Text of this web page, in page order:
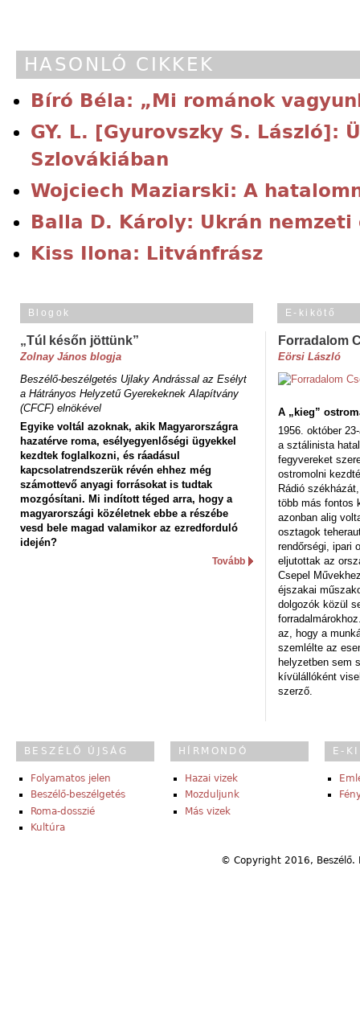
HASONLÓ CIKKEK
Bíró Béla: „Mi románok
GY. L. [Gyurovszky S. László]:
Szlovákiában
Wojciech Maziarski: A
Balla D. Károly: Ukrán
Kiss Ilona: Litvánfrász
Blogok
„Túl későn jöttünk”
Zolnay János blogja
Beszélő-beszélgetés Ujlaky Andrással az Esélyt
a Hátrányos Helyzetű Gyerekeknek Alapítvány
(CFCF) elnökével
Egyike voltál azoknak, akik Magyarországra
hazatérve roma, esélyegyenlőségi ügyekkel
kezdtek foglalkozni, és ráadásul
kapcsolatrendszerük révén ehhez még
számottevő anyagi forrásokat is tudtak
mozgósítani. Mi indított téged arra, hogy a
magyarországi közéletnek ebbe a részébe
vesd bele magad valamikor az ezredforduló
idején?
Tovább
E-kikötő
Forradalom
Eörsi László
A „kieg”
1956. október
a sztálinista
fegyvereket
ostromolni
Rádió
több más fontos
azonban alig
osztagok
rendőrségi, ipari
eljutottak az
Csepel
éjszakai
dolgozók közül
az, hogy a
szemlélte az
helyzetben sem
kívülállóként
szerző.
BESZÉLŐ ÚJSÁG
Folyamatos jelen
Beszélő-beszélgetés
Roma-dosszié
Kultúra
HÍRMONDÓ
Hazai vizek
Mozduljunk
Más vizek
E-
© Copyright 2016,